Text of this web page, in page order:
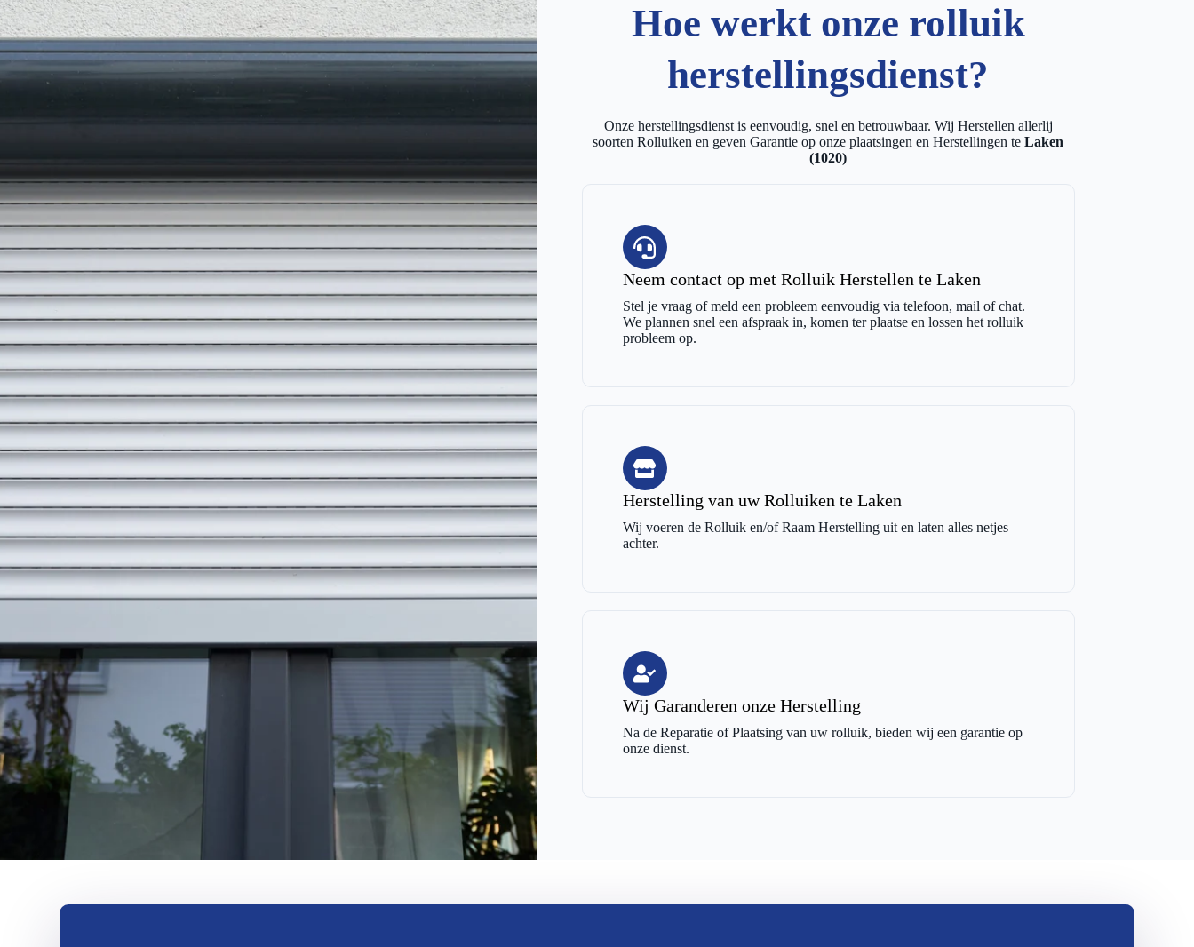
Hoe werkt onze rolluik
herstellingsdienst?
Onze herstellingsdienst is eenvoudig, snel en betrouwbaar. Wij Herstellen allerlij
soorten Rolluiken en geven Garantie op onze plaatsingen en Herstellingen teLaken
(1020)
Neem contact op met Rolluik Herstellen te Laken
Stel je vraag of meld een probleem eenvoudig via telefoon, mail of chat.
We plannen snel een afspraak in, komen ter plaatse en lossen het rolluik
probleem op.
Herstelling van uw Rolluiken te Laken
Wij voeren de Rolluik en/of Raam Herstelling uit en laten alles netjes
achter.
Wij Garanderen onze Herstelling
Na de Reparatie of Plaatsing van uw rolluik, bieden wij een garantie op
onze dienst.